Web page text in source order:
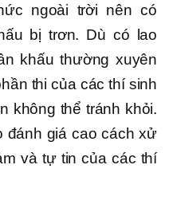
ngoài trời nên có
bị trơn. Dù có lao
khấu thường xuyên
thi của các thí sinh
không thể tránh khỏi.
đánh giá cao cách xử
và tự tin của các thí